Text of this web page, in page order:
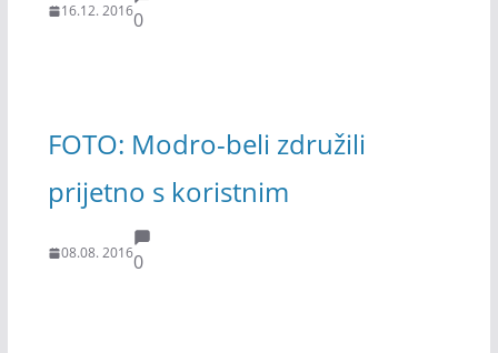
16.12. 20160
FOTO: Modro-beli združili
prijetno s koristnim
08.08. 20160